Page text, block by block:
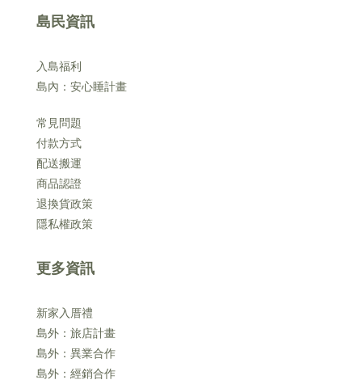
島民資訊
入島福利
島內：安心睡計畫
常見問題
付款方式
配送搬運
商品認證
退換貨政策
隱私權政策
更多資訊
新家入厝禮
島外：旅店計畫
島外：異業合作
島外：經銷合作